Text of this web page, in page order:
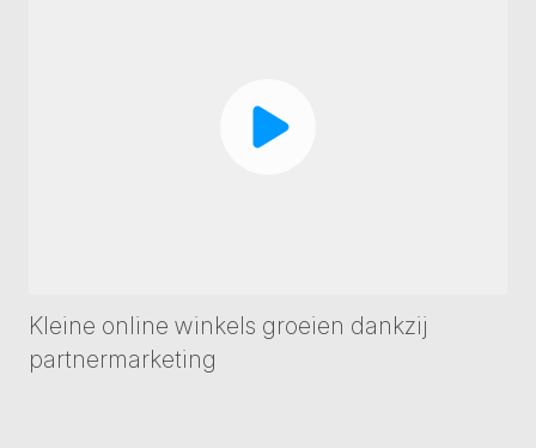
Kleine online winkels groeien dankzij
partnermarketing